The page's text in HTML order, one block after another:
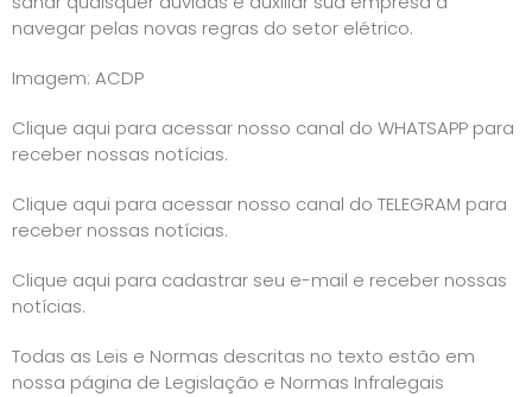
navegar pelas novas regras do setor elétrico.
Imagem: ACDP
Clique aqui para acessar nosso canal do WHATSAPP para
receber nossas notícias.
Clique aqui para acessar nosso canal do TELEGRAM para
receber nossas notícias.
Clique aqui para cadastrar seu e-mail e receber nossas
notícias.
Todas as Leis e Normas descritas no texto estão em
nossa página de Legislação e Normas Infralegais